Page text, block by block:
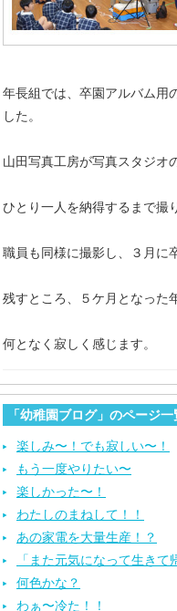
年長組では、卒園アルバム用
した。
山田写真工房が写真スタジオ
ひとり一人を納得するまで撮
職員も同様に撮影し、３月に
残すところ、５ケ月となった
何となく寂しく感じます。
「幼稚園ブログ」のページ一
楽しみ〜！でも寂しい〜！
もう一度やりたい〜
楽しかった〜！
わたしのまねして！！
あの家電を大量生産！？
「また元気になって生きて
何色かな？
わぁ〜冷た！！